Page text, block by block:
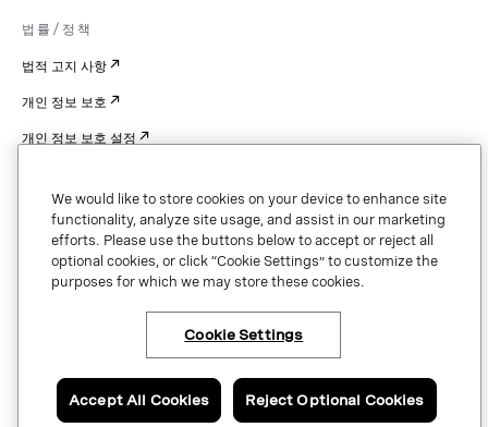
Copyright © 2026 Vonage. All rights reserved. VONAGE®, the V logo (
®),
and other Vonage marks are registered trademarks of Vonage or its affiliates
in the United States and other countries.
법률/정책
법적 고지 사항
개인 정보 보호
개인 정보 보호 설정
저작권
보안 및 신뢰
We would like to store cookies on your device to enhance site
functionality, analyze site usage, and assist in our marketing
efforts. Please use the buttons below to accept or reject all
optional cookies, or click “Cookie Settings” to customize the
purposes for which we may store these cookies.
Cookie Settings
Reject Optional Cookies
Accept All Cookies